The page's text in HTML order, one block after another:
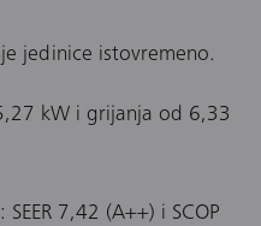
jedinice istovremeno.
kW i grijanja od 6,33
7,42 (A++) i SCOP